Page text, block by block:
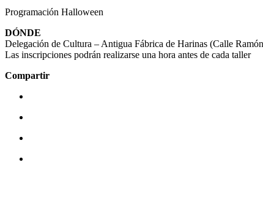
Programación Halloween
DÓNDE
Delegación de Cultura – Antigua Fábrica de Harinas (Calle
Las inscripciones podrán realizarse una hora antes de cada taller
Compartir